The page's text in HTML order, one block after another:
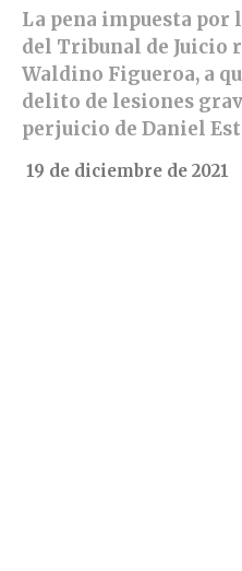
La pena impuesta por
del Tribunal de Juicio
Waldino Figueroa, a
delito de lesiones
perjuicio de Daniel
19 de diciembre de 2021